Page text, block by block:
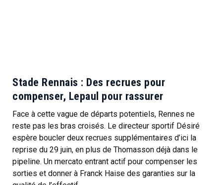
Stade Rennais : Des recrues pour
compenser, Lepaul pour rassurer
Face à cette vague de départs potentiels, Rennes ne
reste pas les bras croisés. Le directeur sportif Désiré
espère boucler deux recrues supplémentaires d’ici la
reprise du 29 juin, en plus de Thomasson déjà dans le
pipeline. Un mercato entrant actif pour compenser les
sorties et donner à Franck Haise des garanties sur la